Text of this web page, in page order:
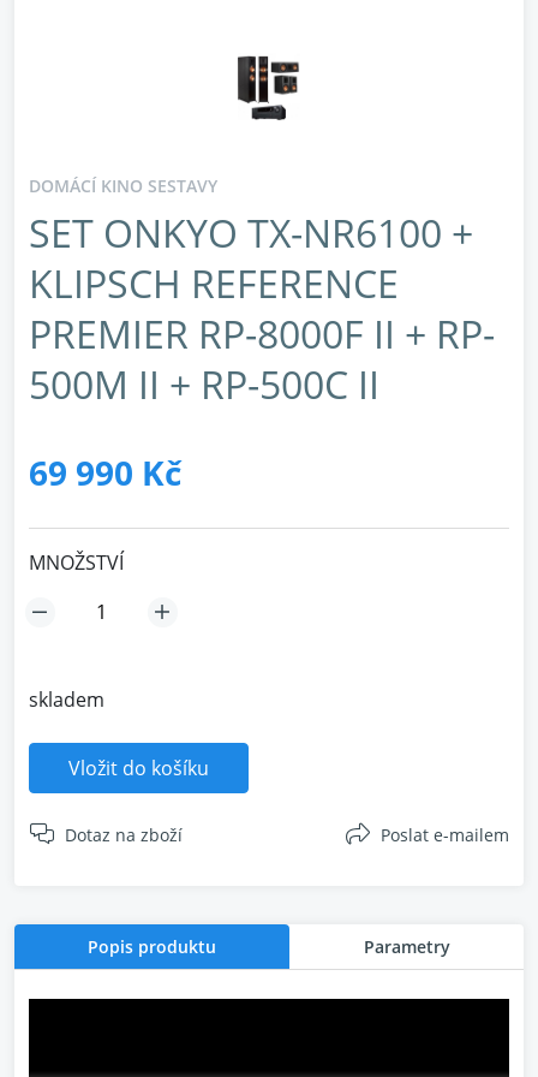
DOMÁCÍ KINO SESTAVY
SET ONKYO TX-NR6100 +
KLIPSCH REFERENCE
PREMIER RP-8000F II + RP-
500M II + RP-500C II
69 990 Kč
MNOŽSTVÍ
skladem
Vložit do košíku
Dotaz na zboží Poslat e-mailem
Popis produktu Parametry